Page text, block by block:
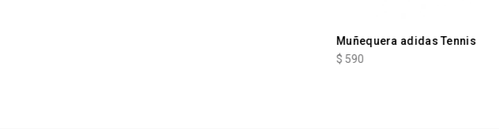
Muñequera adidas Tennis
$ 590